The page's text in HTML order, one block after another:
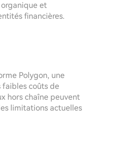
et
financières.
Polygon, une
faibles coûts de
hors chaîne peuvent
limitations actuelles